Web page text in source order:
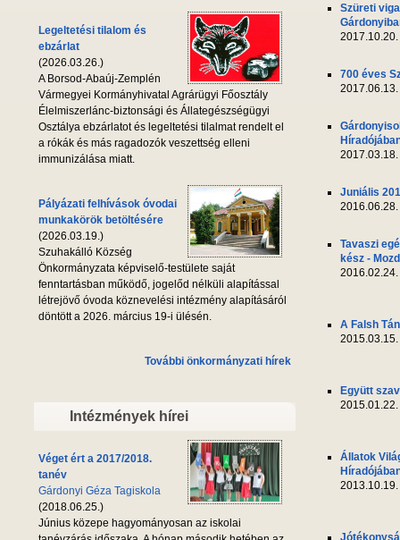
Legeltetési tilalom és
ebzárlat
(2026.03.26.)
A Borsod-Abaúj-Zemplén
Vármegyei Kormányhivatal Agrárügyi Főosztály
Élelmiszerlánc-biztonsági és Állategészségügyi
Osztálya ebzárlatot és legeltetési tilalmat rendelt el
a rókák és más ragadozók veszettség elleni
immunizálása miatt.
Pályázati felhívások óvodai
munkakörök betöltésére
(2026.03.19.)
Szuhakálló Község
Önkormányzata képviselő-testülete saját
fenntartásban működő, jogelőd nélküli alapítással
létrejövő óvoda köznevelési intézmény alapításáról
döntött a 2026. március 19-i ülésén.
További önkormányzati hírek
Intézmények hírei
Véget ért a 2017/2018.
tanév
Gárdonyi Géza Tagiskola
(2018.06.25.)
Június közepe hagyományosan az iskolai
Szüreti
2017.10.20.
700 éves
2017.06.13.
2017.03.18.
Juniális
2016.06.28.
Tavaszi
kész -
2016.02.24.
A Falsh
2015.03.15.
Együtt
2015.01.22.
Állatok
2013.10.19.